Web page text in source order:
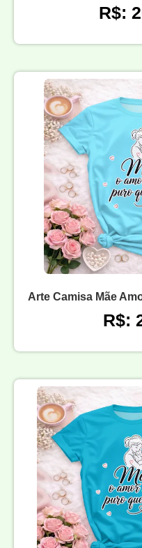
R$:
Arte Camisa Mãe
R$: